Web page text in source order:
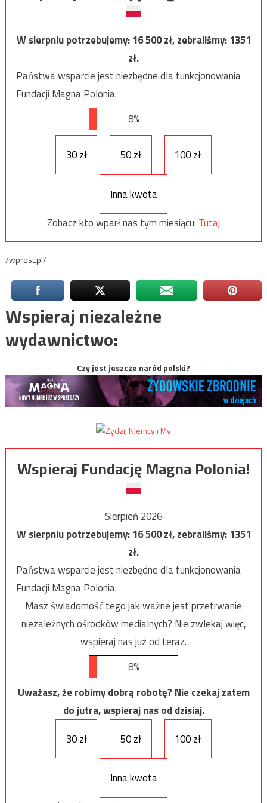
W sierpniu potrzebujemy:16 500zł, zebraliśmy:1351
zł.
Państwa wsparcie jest niezbędne dla funkcjonowania
Fundacji Magna Polonia.
8%
30 zł 50 zł 100 zł
Inna kwota
Zobacz kto wparł nas tym miesiącu: Tutaj
/wprost.pl/
Wspieraj niezależne
wydawnictwo:
Czy jest jeszcze naród polski?
Wspieraj Fundację Magna Polonia!
Sierpień 2026
W sierpniu potrzebujemy:16 500zł, zebraliśmy:1351
zł.
Państwa wsparcie jest niezbędne dla funkcjonowania
Fundacji Magna Polonia.
Masz świadomość tego jak ważne jest przetrwanie
niezależnych ośrodków medialnych? Nie zwlekaj więc,
wspieraj nas już od teraz.
8%
Uważasz, że robimy dobrą robotę? Nie czekaj zatem
do jutra, wspieraj nas od dzisiaj.
30 zł
50 zł 100 zł
Inna kwota